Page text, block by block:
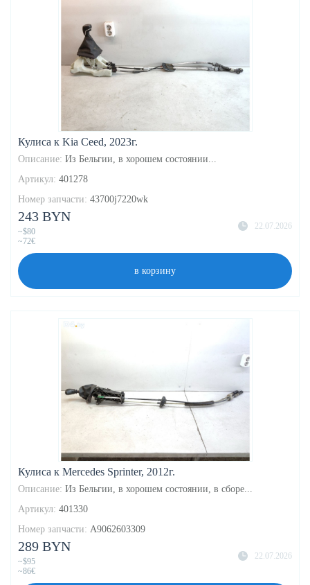
Кулиса к Kia Ceed, 2023г.
Описание: Из Бельгии, в хорошем состоянии...
Артикул: 401278
Номер запчасти: 43700j7220wk
22.07.2026
243 BYN
~$80
~72€
в корзину
Кулиса к Mercedes Sprinter, 2012г.
Описание: Из Бельгии, в хорошем состоянии, в сборе...
Артикул: 401330
Номер запчасти: A9062603309
22.07.2026
289 BYN
~$95
~86€